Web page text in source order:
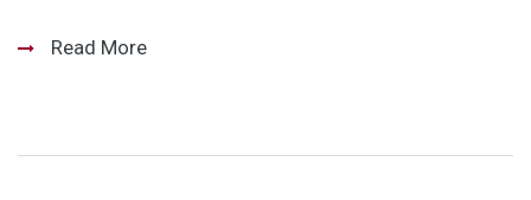
Read More